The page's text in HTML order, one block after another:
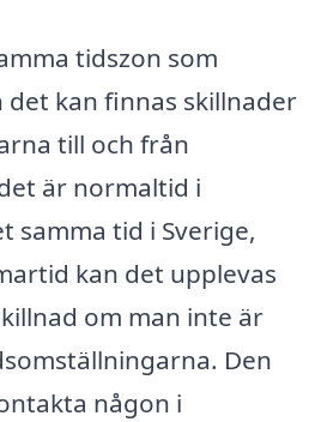
tidszon som
det kan finnas skillnader
till och från
är normaltid i
samma tid i Sverige,
kan det upplevas
om man inte är
Den
någon i